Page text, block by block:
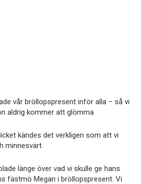
vår bröllopspresent inför alla – så vi
aldrig kommer att glömma
kändes det verkligen som att vi
minnesvärt.
länge över vad vi skulle ge hans
fästmö Megan i bröllopspresent. Vi